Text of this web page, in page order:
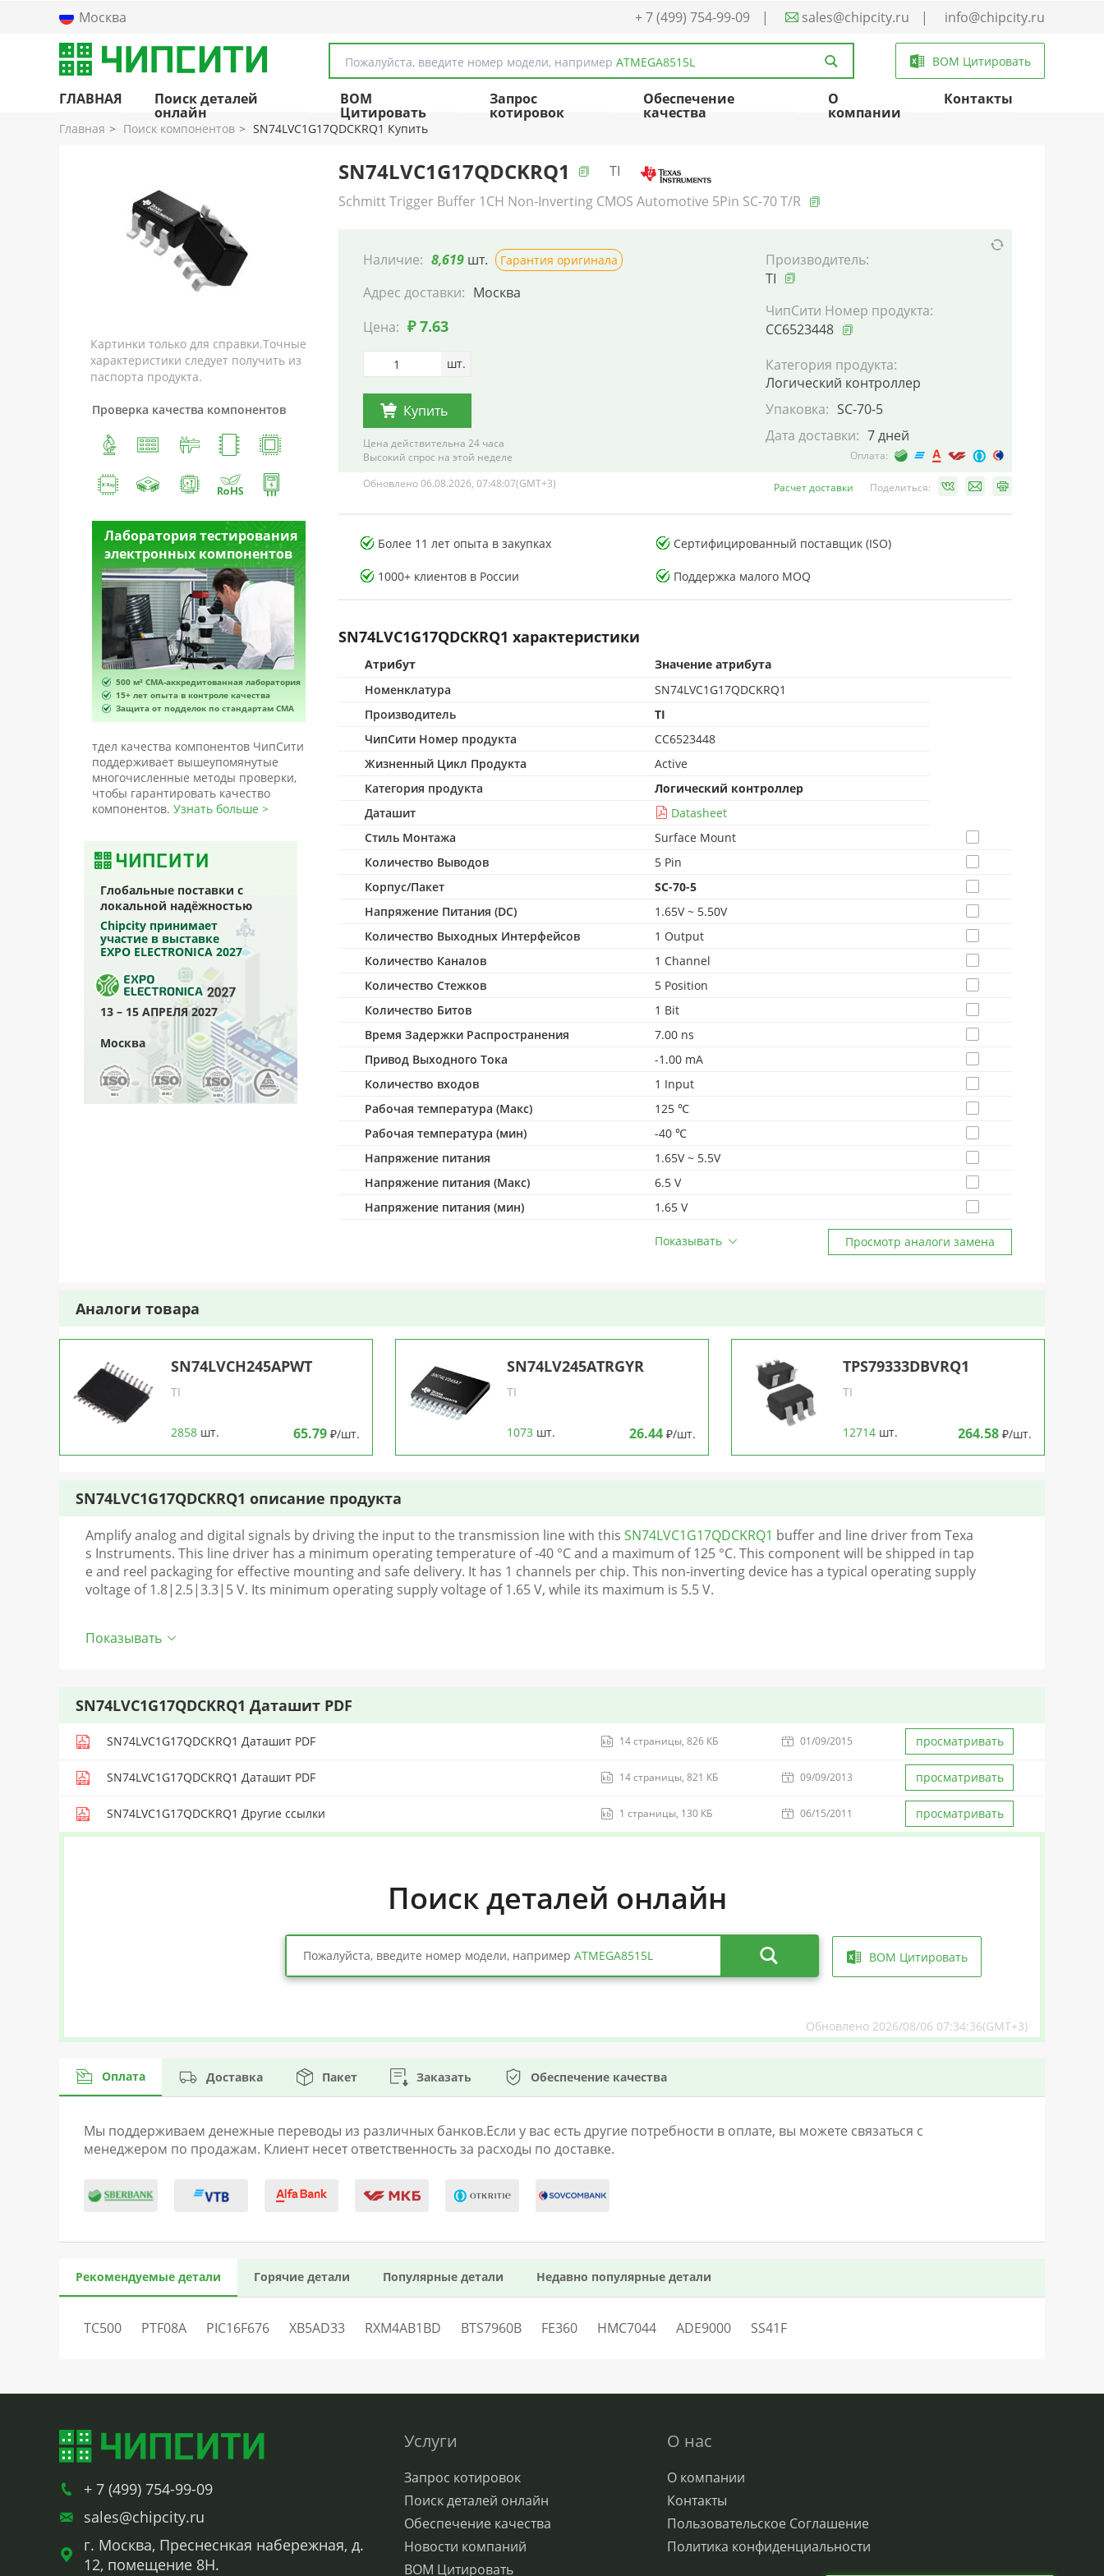
Москва + 7 (499) 754-99-09 | sales@chipcity.ru | info@chipcity.ru
Пожалуйста, введите номер модели, например ATMEGA8515L BOM Цитировать
ГЛАВНАЯ Поиск деталей
онлайн
BOM
Цитировать
Запрос
котировок
Обеспечение
качества
О
компании
Контакты
Главная Поиск компонентов SN74LVC1G17QDCKRQ1 Купить
Картинки только для справки.Точные
характеристики следует получить из
паспорта продукта.
Проверка качества компонентов
Лаборатория тестирования
электронных компонентов
500 м² CMA-аккредитованная лаборатория
15+ лет опыта в контроле качества
Защита от подделок по стандартам CMA
Лаборатория тестирования
электронных компонентов
500 м² CMA-аккредитованная лаборатория
15+ лет опыта в контроле качества
Защита от подделок по стандартам CMA
Лаборатория тестирования
электронных компонентов
Защита от подделок по стандартам CMA
тдел качества компонентов ЧипСити
поддерживает вышеупомянутые
многочисленные методы проверки,
чтобы гарантировать качество
компонентов. Узнать больше >
Глобальные поставки с
локальной надёжностью
Chipcity принимает
участие в выставке
EXPO ELECTRONICA 2027
13 – 15 АПРЕЛЯ 2027
Москва
SN74LVC1G17QDCKRQ1
TI
Schmitt Trigger Buffer 1CH Non-Inverting CMOS Automotive 5Pin SC-70 T/R
Наличие: 8,619 шт. Гарантия оригинала
Адрес доставки: Москва
Цена: ₽ 7.63
шт.
Купить
Цена действительна 24 часа
Высокий спрос на этой неделе
Производитель:
TI
ЧипСити Номер продукта:
CC6523448
Категория продукта:
Логический контроллер
Упаковка: SC-70-5
Дата доставки: 7 дней
Оплата:
Обновлено 06.08.2026, 07:48:07(GMT+3)
Расчет доставки Поделиться:
Более 11 лет опыта в закупках Сертифицированный поставщик (ISO)
1000+ клиентов в России Поддержка малого MOQ
SN74LVC1G17QDCKRQ1 характеристики
Атрибут
Значение атрибута
Номенклатура
SN74LVC1G17QDCKRQ1
Производитель
TI
ЧипСити Номер продукта
CC6523448
Жизненный Цикл Продукта
Active
Категория продукта
Логический контроллер
Даташит
Datasheet
Стиль Монтажа
Surface Mount
Количество Выводов
5 Pin
Корпус/Пакет
SC-70-5
Напряжение Питания (DC)
1.65V ~ 5.50V
Количество Выходных Интерфейсов
1 Output
Количество Каналов
1 Channel
Количество Стежков
5 Position
Количество Битов
1 Bit
Время Задержки Распространения
7.00 ns
Привод Выходного Тока
-1.00 mA
Количество входов
1 Input
Рабочая температура (Макс)
125 ℃
Рабочая температура (мин)
-40 ℃
Напряжение питания
1.65V ~ 5.5V
Напряжение питания (Макс)
6.5 V
Напряжение питания (мин)
1.65 V
Показывать Просмотр аналоги замена
Аналоги товара
SN74LVCH245APWT
TI
2858 шт. 65.79 ₽/шт.
SN74LV245ATRGYR
TI
1073 шт. 26.44 ₽/шт.
TPS79333DBVRQ1
TI
12714 шт. 264.58 ₽/шт.
SN74LVC1G17QDCKRQ1 описание продукта
Amplify analog and digital signals by driving the input to the transmission line with this SN74LVC1G17QDCKRQ1 buffer and line driver from Texa
s Instruments. This line driver has a minimum operating temperature of -40 °C and a maximum of 125 °C. This component will be shipped in tap
e and reel packaging for effective mounting and safe delivery. It has 1 channels per chip. This non-inverting device has a typical operating supply
voltage of 1.8|2.5|3.3|5 V. Its minimum operating supply voltage of 1.65 V, while its maximum is 5.5 V.
Показывать
SN74LVC1G17QDCKRQ1 Даташит PDF
SN74LVC1G17QDCKRQ1 Даташит PDF 14 страницы, 826 КБ 01/09/2015 просматривать
SN74LVC1G17QDCKRQ1 Даташит PDF 14 страницы, 821 КБ 09/09/2013 просматривать
SN74LVC1G17QDCKRQ1 Другие ссылки 1 страницы, 130 КБ 06/15/2011 просматривать
Поиск деталей онлайн
Пожалуйста, введите номер модели, например ATMEGA8515L BOM Цитировать
Обновлено 2026/08/06 07:34:36(GMT+3)
Оплата Доставка Пакет Заказать Обеспечение качества
Мы поддерживаем денежные переводы из различных банков.Если у вас есть другие потребности в оплате, вы можете связаться с
менеджером по продажам. Клиент несет ответственность за расходы по доставке.
Рекомендуемые детали Горячие детали Популярные детали Недавно популярные детали
TC500 PTF08A PIC16F676 XB5AD33 RXM4AB1BD BTS7960B FE360 HMC7044 ADE9000 SS41F
+ 7 (499) 754-99-09
sales@chipcity.ru
г. Москва, Преснеснкая набережная, д.
12, помещение 8Н.
Услуги
Запрос котировок
Поиск деталей онлайн
Обеспечение качества
Новости компаний
BOM Цитировать
О нас
О компании
Контакты
Пользовательское Соглашение
Политика конфиденциальности